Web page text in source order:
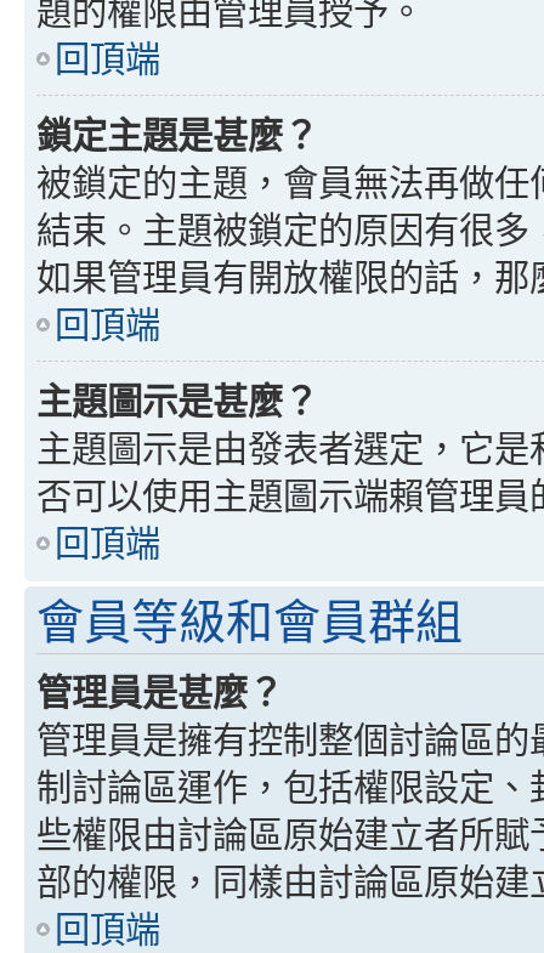
題的權限由管理員授予。
回頂端
鎖定主題是甚麼？
被鎖定的主題，會員無法再做
結束。主題被鎖定的原因有很
如果管理員有開放權限的話，
回頂端
主題圖示是甚麼？
主題圖示是由發表者選定，它
否可以使用主題圖示端賴管理員
回頂端
會員等級和會員群組
管理員是甚麼？
管理員是擁有控制整個討論區
制討論區運作，包括權限設定
些權限由討論區原始建立者所
部的權限，同樣由討論區原始建
回頂端